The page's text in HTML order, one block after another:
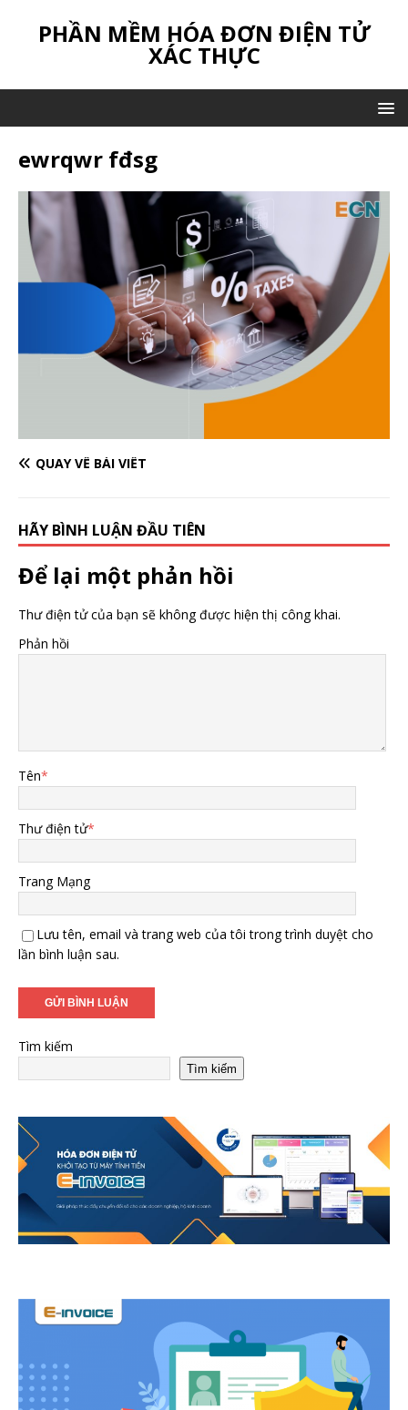
PHẦN MỀM HÓA ĐƠN ĐIỆN TỬ
XÁC THỰC
ewrqwr fđsg
QUAY VỀ BÀI VIẾT
HÃY BÌNH LUẬN ĐẦU TIÊN
Để lại một phản hồi
Thư điện tử của bạn sẽ không được hiện thị công khai.
Phản hồi
Tên*
Thư điện tử*
Trang Mạng
Lưu tên, email và trang web của tôi trong trình duyệt cho
lần bình luận sau.
Tìm kiếm
Tìm kiếm